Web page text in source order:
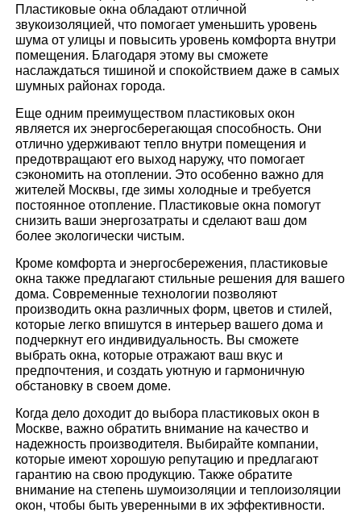
Пластиковые окна обладают отличной
звукоизоляцией, что помогает уменьшить уровень
шума от улицы и повысить уровень комфорта внутри
помещения. Благодаря этому вы сможете
наслаждаться тишиной и спокойствием даже в самых
шумных районах города.
Еще одним преимуществом пластиковых окон
является их энергосберегающая способность. Они
отлично удерживают тепло внутри помещения и
предотвращают его выход наружу, что помогает
сэкономить на отоплении. Это особенно важно для
жителей Москвы, где зимы холодные и требуется
постоянное отопление. Пластиковые окна помогут
снизить ваши энергозатраты и сделают ваш дом
более экологически чистым.
Кроме комфорта и энергосбережения, пластиковые
окна также предлагают стильные решения для вашего
дома. Современные технологии позволяют
производить окна различных форм, цветов и стилей,
которые легко впишутся в интерьер вашего дома и
подчеркнут его индивидуальность. Вы сможете
выбрать окна, которые отражают ваш вкус и
предпочтения, и создать уютную и гармоничную
обстановку в своем доме.
Когда дело доходит до выбора пластиковых окон в
Москве, важно обратить внимание на качество и
надежность производителя. Выбирайте компании,
которые имеют хорошую репутацию и предлагают
гарантию на свою продукцию. Также обратите
внимание на степень шумоизоляции и теплоизоляции
окон, чтобы быть уверенными в их эффективности.